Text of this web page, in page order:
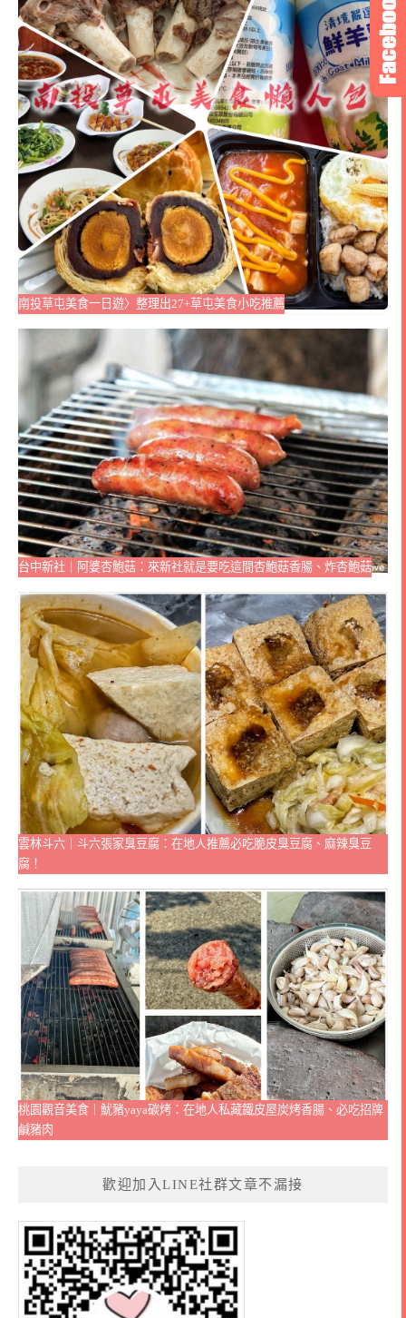
南投草屯美食一日遊〉整理出27+草屯美食小吃推薦
台中新社｜阿婆杏鮑菇：來新社就是要吃這間杏鮑菇香腸、炸杏鮑菇
雲林斗六｜斗六張家臭豆腐：在地人推薦必吃脆皮臭豆腐、麻辣臭豆
腐！
桃園觀音美食｜魷豬yaya碳烤：在地人私藏鐵皮屋炭烤香腸、必吃招牌
鹹豬肉
歡迎加入LINE社群文章不漏接